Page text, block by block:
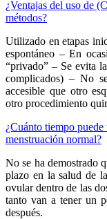
¿Ventajas del uso de
métodos?
Utilizado en etapas
espontáneo – En
“privado” – Se evita
complicados) – No
accesible que otro
otro procedimiento
¿Cuánto tiempo
menstruación normal?
No se ha demostrado
plazo en la salud de
ovular dentro de las
tanto van a tener un
después.